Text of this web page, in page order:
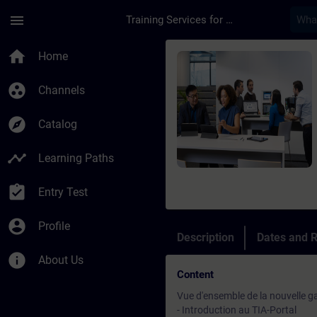
menu Training Services for Digital Industries
home Home
group_work Channels
explore Catalog
timeline Learning Paths
assignment_turned_in Entry Test
account_circle Profile
info About Us
Course -
Description Dates and
Content
Vue d'ensemble de la nouvelle
- Introduction au TIA-Portal